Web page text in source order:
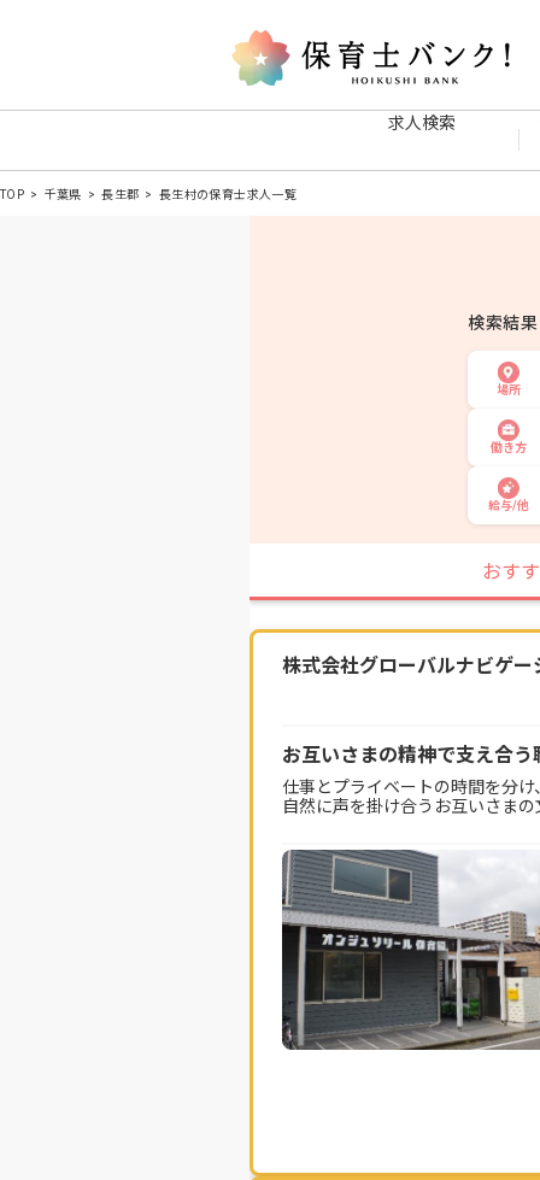
求人検索
TOP 千葉県 長生郡 長生村の保育士求人一覧
検索結
場所
働き方
給与/他
おす
株式会社グローバルナビゲー
お互いさまの精神で支え合
仕事とプライベートの時間を分
自然に声を掛け合うお互いさま